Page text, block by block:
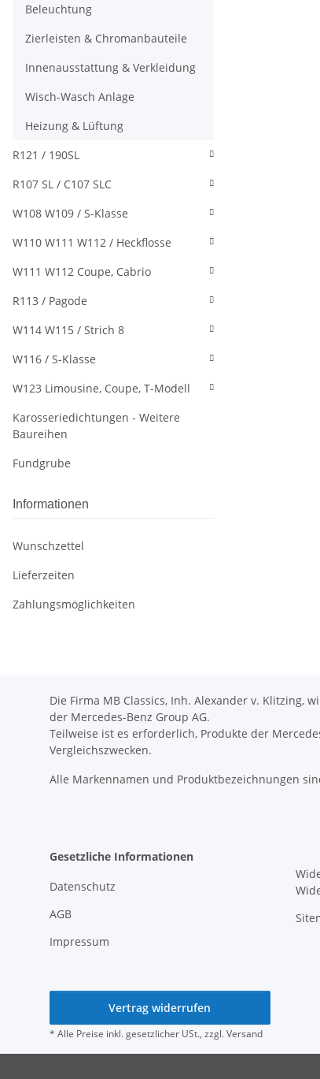
Beleuchtung
Zierleisten & Chromanbauteile
Innenausstattung & Verkleidung
Wisch-Wasch Anlage
Heizung & Lüftung
R121 / 190SL
R107 SL / C107 SLC
W108 W109 / S-Klasse
W110 W111 W112 / Heckflosse
W111 W112 Coupe, Cabrio
R113 / Pagode
W114 W115 / Strich 8
W116 / S-Klasse
W123 Limousine, Coupe, T-Modell
Karosseriedichtungen - Weitere
Baureihen
Fundgrube
Informationen
Wunschzettel
Lieferzeiten
Zahlungsmöglichkeiten
Die Firma MB Classics, Inh. Alexander v.
der Mercedes-Benz Group AG.
Teilweise ist es erforderlich, Produkte der
Vergleichszwecken.
Alle Markennamen und Produktbezeichnungen
Gesetzliche Informationen
Datenschutz
AGB
Impressum
Vertrag widerrufen
* Alle Preise inkl. gesetzlicher USt., zzgl.Versand